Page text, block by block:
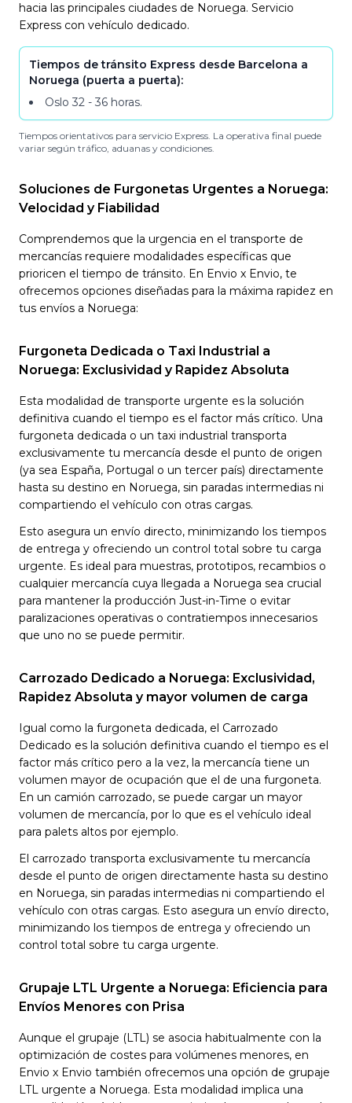
hacia las principales ciudades de Noruega. Servicio
Express con vehículo dedicado.
Tiempos de tránsito Express desde Barcelona a
Noruega (puerta a puerta):
Oslo 32 - 36 horas.
Tiempos orientativos para servicio Express. La operativa final puede
variar según tráfico, aduanas y condiciones.
Soluciones de Furgonetas Urgentes a Noruega:
Velocidad y Fiabilidad
Comprendemos que la urgencia en el transporte de
mercancías requiere modalidades específicas que
prioricen el tiempo de tránsito. En Envio x Envio, te
ofrecemos opciones diseñadas para la máxima rapidez en
tus envíos a Noruega:
Furgoneta Dedicada o Taxi Industrial a
Noruega: Exclusividad y Rapidez Absoluta
Esta modalidad de transporte urgente es la solución
definitiva cuando el tiempo es el factor más crítico. Una
furgoneta dedicada o un taxi industrial transporta
exclusivamente tu mercancía desde el punto de origen
(ya sea España, Portugal o un tercer país) directamente
hasta su destino en Noruega, sin paradas intermedias ni
compartiendo el vehículo con otras cargas.
Esto asegura un envío directo, minimizando los tiempos
de entrega y ofreciendo un control total sobre tu carga
urgente. Es ideal para muestras, prototipos, recambios o
cualquier mercancía cuya llegada a Noruega sea crucial
para mantener la producción Just-in-Time o evitar
paralizaciones operativas o contratiempos innecesarios
que uno no se puede permitir.
Carrozado Dedicado a Noruega: Exclusividad,
Rapidez Absoluta y mayor volumen de carga
Igual como la furgoneta dedicada, el Carrozado
Dedicado es la solución definitiva cuando el tiempo es el
factor más crítico pero a la vez, la mercancía tiene un
volumen mayor de ocupación que el de una furgoneta.
En un camión carrozado, se puede cargar un mayor
volumen de mercancía, por lo que es el vehículo ideal
para palets altos por ejemplo.
El carrozado transporta exclusivamente tu mercancía
desde el punto de origen directamente hasta su destino
en Noruega, sin paradas intermedias ni compartiendo el
vehículo con otras cargas. Esto asegura un envío directo,
minimizando los tiempos de entrega y ofreciendo un
control total sobre tu carga urgente.
Grupaje LTL Urgente a Noruega: Eficiencia para
Envíos Menores con Prisa
Aunque el grupaje (LTL) se asocia habitualmente con la
optimización de costes para volúmenes menores, en
Envio x Envio también ofrecemos una opción de grupaje
LTL urgente a Noruega. Esta modalidad implica una